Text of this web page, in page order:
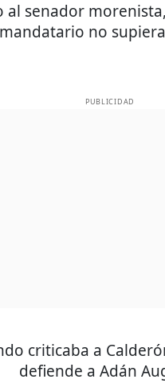
al senador
no
PUBLICIDAD
criticaba a
defiende a Adán